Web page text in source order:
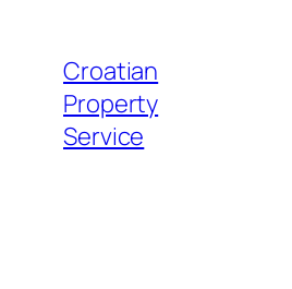
Inhalt
springen
Croatian
Property
Service